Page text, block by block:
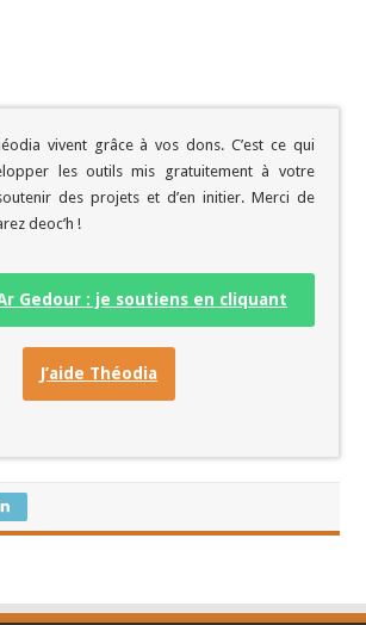
vivent grâce à vos dons. C’est ce qui
les outils mis gratuitement à votre
des projets et d’en initier. Merci de
deoc’h !
Ar Gedour : je soutiens en cliquant
ici
J’aide Théodia